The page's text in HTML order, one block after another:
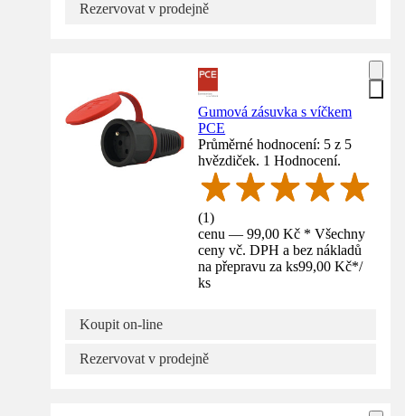
Rezervovat v prodejně
Gumová zásuvka s víčkem
PCE
Průměrné hodnocení: 5 z 5
hvězdiček. 1 Hodnocení.
(1)
cenu — 99,00 Kč * Všechny
ceny vč. DPH a bez nákladů
na přepravu za ks99,00 Kč*/
ks
Koupit on-line
Rezervovat v prodejně